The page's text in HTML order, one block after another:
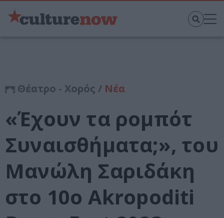
Θέατρο - Χορός / Νέα
«Έχουν τα ρομπότ
Συναισθήματα;», του
Μανώλη Σαριδάκη
στο 10ο Akropoditi